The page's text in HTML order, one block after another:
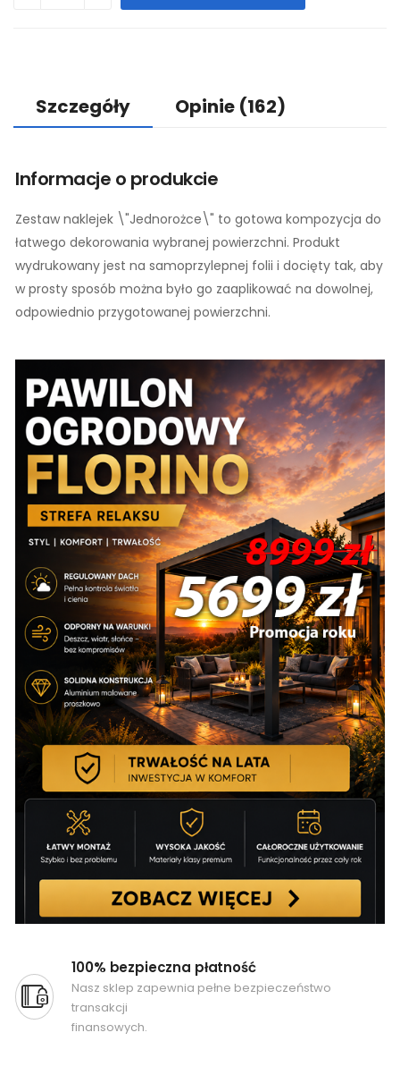
Szczegóły Opinie (162)
Informacje o produkcie
Zestaw naklejek \"Jednorożce\" to gotowa kompozycja do
łatwego dekorowania wybranej powierzchni. Produkt
wydrukowany jest na samoprzylepnej folii i docięty tak, aby
w prosty sposób można było go zaaplikować na dowolnej,
odpowiednio przygotowanej powierzchni.
100% bezpieczna płatność
Nasz sklep zapewnia pełne bezpieczeństwo
transakcji
finansowych.